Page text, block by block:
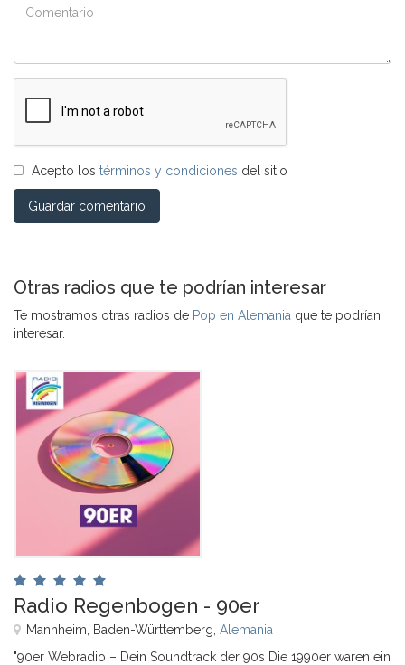
Acepto los términos y condiciones del sitio
Guardar comentario
Otras radios que te podrían interesar
Te mostramos otras radios de Pop en Alemania que te podrían
interesar.
Radio Regenbogen - 90er
Mannheim, Baden-Württemberg, Alemania
"90er Webradio – Dein Soundtrack der 90s Die 1990er waren ein